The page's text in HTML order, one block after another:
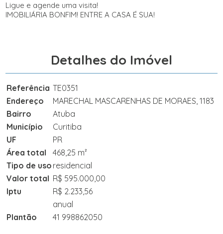
Ligue e agende uma visita!
IMOBILIÁRIA BONFIM! ENTRE A CASA É SUA!
Detalhes do Imóvel
Referência TE0351
Endereço
MARECHAL MASCARENHAS DE MORAES, 1183
Bairro
Atuba
Município
Curitiba
UF
PR
Área total
468,25 m²
Tipo de uso residencial
Valor total R$ 595.000,00
Iptu
R$ 2.233,56
anual
Plantão
41 998862050